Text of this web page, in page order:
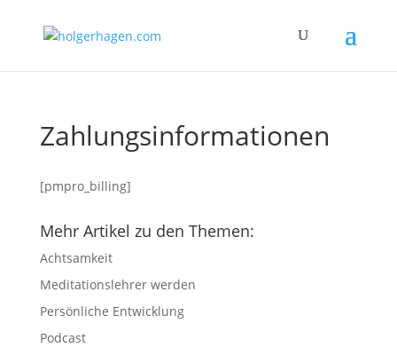
Zahlungsinformationen
[pmpro_billing]
Mehr Artikel zu den Themen:
Achtsamkeit
Meditationslehrer werden
Persönliche Entwicklung
Podcast